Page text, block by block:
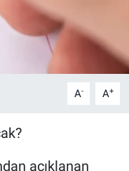
A- A+
açıklanan